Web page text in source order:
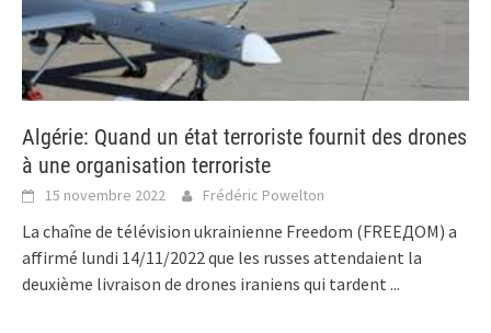
Algérie: Quand un état terroriste fournit des drones
à une organisation terroriste
15 novembre 2022 Frédéric Powelton
La chaîne de télévision ukrainienne Freedom (FREEДОМ) a
affirmé lundi 14/11/2022 que les russes attendaient la
deuxième livraison de drones iraniens qui tardent ...